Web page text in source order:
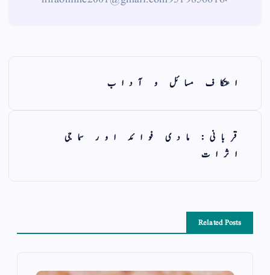
اعتکاف مسائل و آداب
قربانی: مادی فوائد اور سماجی
اثرات
Related Posts